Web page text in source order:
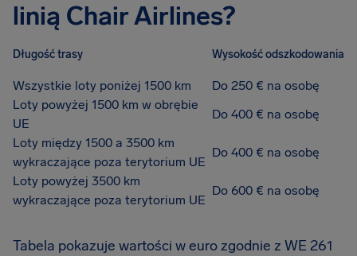
linią Chair Airlines?
Długość trasy Wysokość odszkodowania
Wszystkie loty poniżej 1500 km
Do 250 € na osobę
Loty powyżej 1500 km w obrębie
UE
Do 400 € na osobę
Loty między 1500 a 3500 km
wykraczające poza terytorium UE
Do 400 € na osobę
Loty powyżej 3500 km
wykraczające poza terytorium UE
Do 600 € na osobę
Tabela pokazuje wartości w euro zgodnie z WE 261